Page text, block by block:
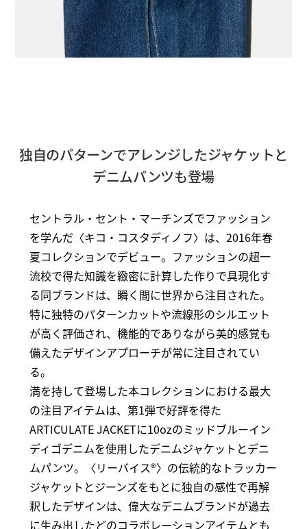
独自のパターンでアレンジしたジャケットと
デニムパンツも登場
セントラル・セント・マーチンズでファッション
を学んだ〈キコ・コスタディノフ〉は、2016年春
夏コレクションでデビュー。ファッションの超一
流校で得た知識を緻密に計算した作りで具現化す
る同ブランドは、瞬く間に世界から注目された。
特に独特のパターンカットや流線形のシルエット
が高く評価され、機能的でありながら美的感覚も
備えたデザインアプローチが常に注目されてい
る。
満を持して登場した本コレクションにおける最大
の注目アイテムは、第1弾で好評を得た
ARTICULATE JACKETに10ozのミッドブルーイン
ディゴデニムを使用したデニムジャケットとデニ
ムパンツ。〈リーバイス®〉の伝統的なトラッカー
ジャケットとジーンズをもとに独自の感性で再解
釈したデザインは、偉大なデニムブランドが過去
に生み出したどのコラボレーションアイテムとも